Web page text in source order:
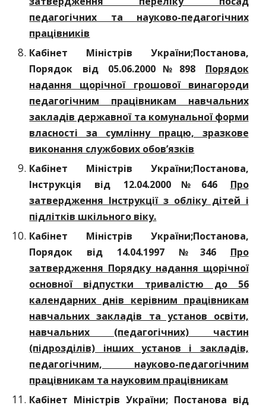
педагогічних та науково-педагогічних
працівників
Кабінет Міністрів України;Постанова,
Порядок вiд 05.06.2000№898 Порядок
надання щорічної грошової винагороди
педагогічним працівникам навчальних
закладів державної та комунальної форми
власності за сумлінну працю, зразкове
виконання службових обов’язків
Кабінет Міністрів України;Постанова,
Інструкція вiд 12.04.2000№646 Про
затвердження Інструкції з обліку дітей і
підлітків шкільного віку.
Кабінет Міністрів України;Постанова,
Порядок від 14.04.1997 №346 Про
затвердження Порядку надання щорічної
основної відпустки тривалістю до 56
календарних днів керівним працівникам
навчальних закладів та установ освіти,
навчальних (педагогічних) частин
(підрозділів) інших установ і закладів,
педагогічним, науково-педагогічним
працівникам та науковим працівникам
Кабінет Міністрів України; Постанова від